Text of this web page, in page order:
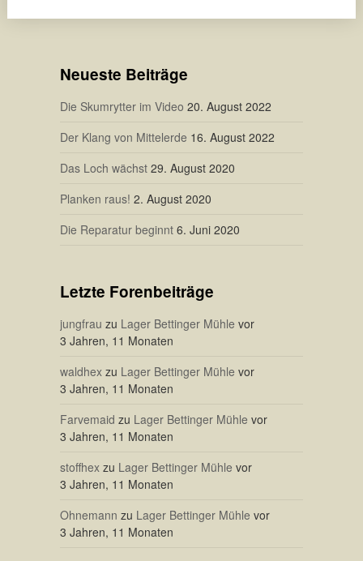
Neueste Beiträge
Die Skumrytter im Video 20. August 2022
Der Klang von Mittelerde 16. August 2022
Das Loch wächst 29. August 2020
Planken raus! 2. August 2020
Die Reparatur beginnt 6. Juni 2020
Letzte Forenbeiträge
jungfrau zu Lager Bettinger Mühle vor
3 Jahren, 11 Monaten
waldhexzu Lager Bettinger Mühle vor
3 Jahren, 11 Monaten
Farvemaid zu Lager Bettinger Mühle vor
3 Jahren, 11 Monaten
stoffhexzu Lager Bettinger Mühle vor
3 Jahren, 11 Monaten
Ohnemann zu Lager Bettinger Mühle vor
3 Jahren, 11 Monaten